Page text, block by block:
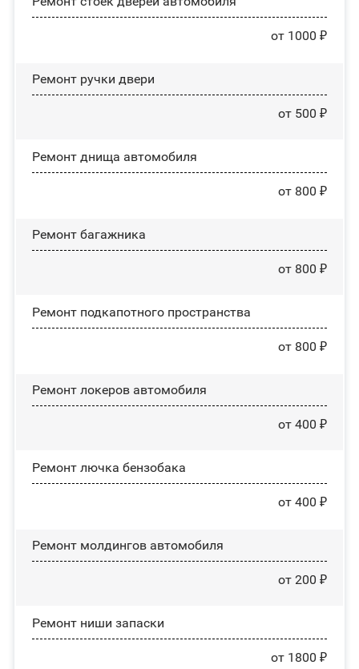
от 1000 ₽
Ремонт ручки двери
от 500 ₽
Ремонт днища автомобиля
от 800 ₽
Ремонт багажника
от 800 ₽
Ремонт подкапотного пространства
от 800 ₽
Ремонт лoĸepoв автомобиля
от 400 ₽
Ремонт лючка бензобака
от 400 ₽
Ремонт молдингов автомобиля
от 200 ₽
Ремонт ниши запаски
от 1800 ₽